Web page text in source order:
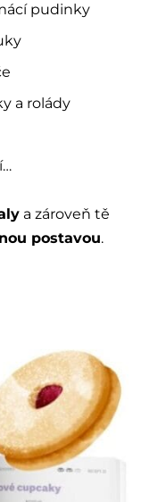
pudinky
a rolády
a zároveň tě
postavou.